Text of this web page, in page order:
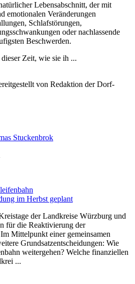
Lebensabschnitt, der mit
emotionalen Veränderungen
Schlafstörungen,
oder nachlassende
Beschwerden.
Zeit, wie sie ih ...
von Redaktion der Dorf-
Stuckenbrok
im Herbst geplant
der Landkreise Würzburg und
für die Reaktivierung der
Mittelpunkt einer gemeinsamen
Grundsatzentscheidungen: Wie
weitergehen? Welche finanziellen
...